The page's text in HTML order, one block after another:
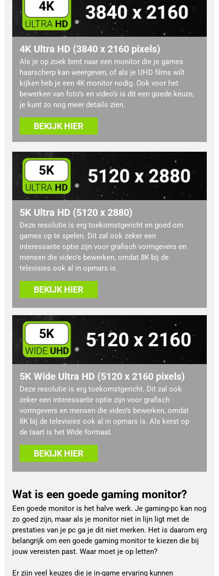
4K Ultra HD (3840 x 2160 pixels)
Als je op zoek bent naar een monitor die je games
haarscherp kan weergeven, of als je UHD films wilt
kijken heb je een 4K monitor nodig. Ook voor het
bewerken van foto’s en video’s is dit een goede keuze,
je kunt zo nog meer details zien.
BEKIJK HIER
5K Ultra HD (5120 x 2880)
Deze resolutie is erg toekomstgericht en goed om
games op te spelen. Dit zal ook zeker een
interessante optie zijn voor grafisch vormgevers en
mensen die video’s bewerken, omdat 8K bij de
televisies ook al in opmars is.
BEKIJK HIER
5K Wide Ultra HD (5120 x 2160 pixels)
Deze resolutie is erg toekomstgericht. Dit zal ook
zeker een interessante optie zijn voor grafisch
vormgevers en mensen die video’s bewerken, omdat
8K bij de televisies ook al in opmars is. Als kerst op
de taart is het Wide formaat.
BEKIJK HIER
Wat is een goede gaming monitor?
Een goede monitor is het halve werk. Je gaming-pc kan nog
zo goed zijn, maar als je monitor niet in lijn ligt met de
prestaties van je pc ga je dit niet merken. Het is daarom erg
belangrijk om een goede gaming monitor te kiezen die bij
jouw vereisten past. Waar moet je op letten?
Er zijn veel keuzes die je in-game ervaring kunnen